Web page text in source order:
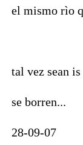
el mismo rìo
tal vez sean
se borren...
28-09-07